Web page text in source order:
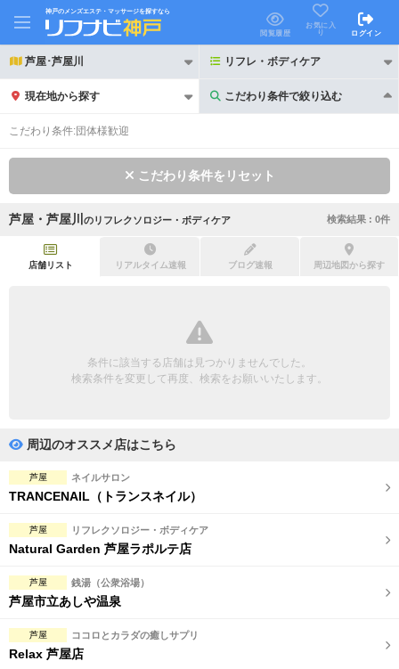
神戸のメンズエステ・マッサージを探すなら
閲覧履歴
お気に入
り
ログイン
芦屋･芦屋川 リフレ・ボディケア
現在地から探す こだわり条件で絞り込む
こだわり条件で絞り込む
初回割引あり リピーター割引あり
団体様歓迎
ペアルームあり
フットバスあり
日本人スタッフのみ
スタッフ指名可
こだわり条件:団体様歓迎
こだわり条件をリセット
芦屋・芦屋川 のリフレクソロジー・ボディケア 検索結果 : 0件
店舗リスト リアルタイム速報 ブログ速報 周辺地図から探す
条件に該当する店舗は見つかりませんでした。
検索条件を変更して再度、検索をお願いいたします。
周辺のオススメ店はこちら
芦屋 ネイルサロン
TRANCENAIL（トランスネイル）
芦屋 リフレクソロジー・ボディケア
Natural Garden 芦屋ラポルテ店
芦屋 銭湯（公衆浴場）
芦屋市立あしや温泉
芦屋 ココロとカラダの癒しサプリ
Relax 芦屋店